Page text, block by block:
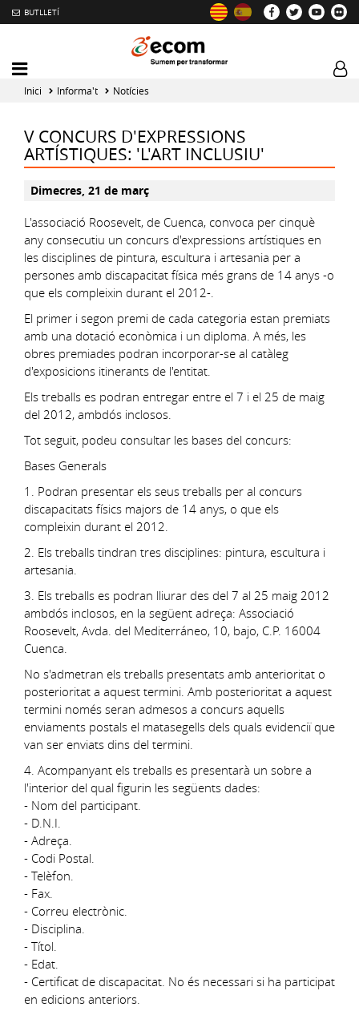
BUTLLETÍ
Mobile
menu
toggler
Inici Informa't Notícies
V CONCURS D'EXPRESSIONS
ARTÍSTIQUES: 'L'ART INCLUSIU'
Dimecres, 21 de març
L'associació Roosevelt, de Cuenca, convoca per cinquè
any consecutiu un concurs d'expressions artístiques en
les disciplines de pintura, escultura i artesania per a
persones amb discapacitat física més grans de 14 anys -o
que els compleixin durant el 2012-.
El primer i segon premi de cada categoria estan premiats
amb una dotació econòmica i un diploma. A més, les
obres premiades podran incorporar-se al catàleg
d'exposicions itinerants de l'entitat.
Els treballs es podran entregar entre el 7 i el 25 de maig
del 2012, ambdós inclosos.
Tot seguit, podeu consultar les bases del concurs:
Bases Generals
1. Podran presentar els seus treballs per al concurs
discapacitats físics majors de 14 anys, o que els
compleixin durant el 2012.
2. Els treballs tindran tres disciplines: pintura, escultura i
artesania.
3. Els treballs es podran lliurar des del 7 al 25 maig 2012
ambdós inclosos, en la següent adreça: Associació
Roosevelt, Avda. del Mediterráneo, 10, bajo, C.P. 16004
Cuenca.
No s'admetran els treballs presentats amb anterioritat o
posterioritat a aquest termini. Amb posterioritat a aquest
termini només seran admesos a concurs aquells
enviaments postals el matasegells dels quals evidenciï que
van ser enviats dins del termini.
4. Acompanyant els treballs es presentarà un sobre a
l'interior del qual figurin les següents dades:
- Nom del participant.
- D.N.I.
- Adreça.
- Codi Postal.
- Telèfon.
- Fax.
- Correu electrònic.
- Disciplina.
- Títol.
- Edat.
- Certificat de discapacitat. No és necessari si ha participat
en edicions anteriors.